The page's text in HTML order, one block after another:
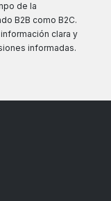
de la
B2B como B2C.
clara y
informadas.